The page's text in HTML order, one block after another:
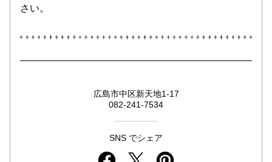
さい。
広島市中区新天地1-17
082-241-7534
SNS でシェア